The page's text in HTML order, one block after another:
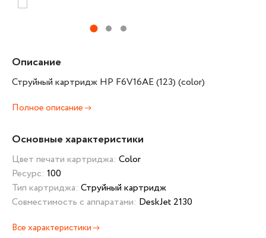
Описание
Струйный картридж HP F6V16AE (123) (color)
Полное описание
Основные характеристики
Цвет печати картриджа: Color
Ресурс: 100
Тип картриджа: Струйный картридж
Совместимость с аппаратами: DeskJet 2130
Все характеристики